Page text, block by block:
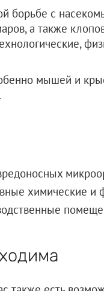
борьбе с
а также
мышей и
химические и